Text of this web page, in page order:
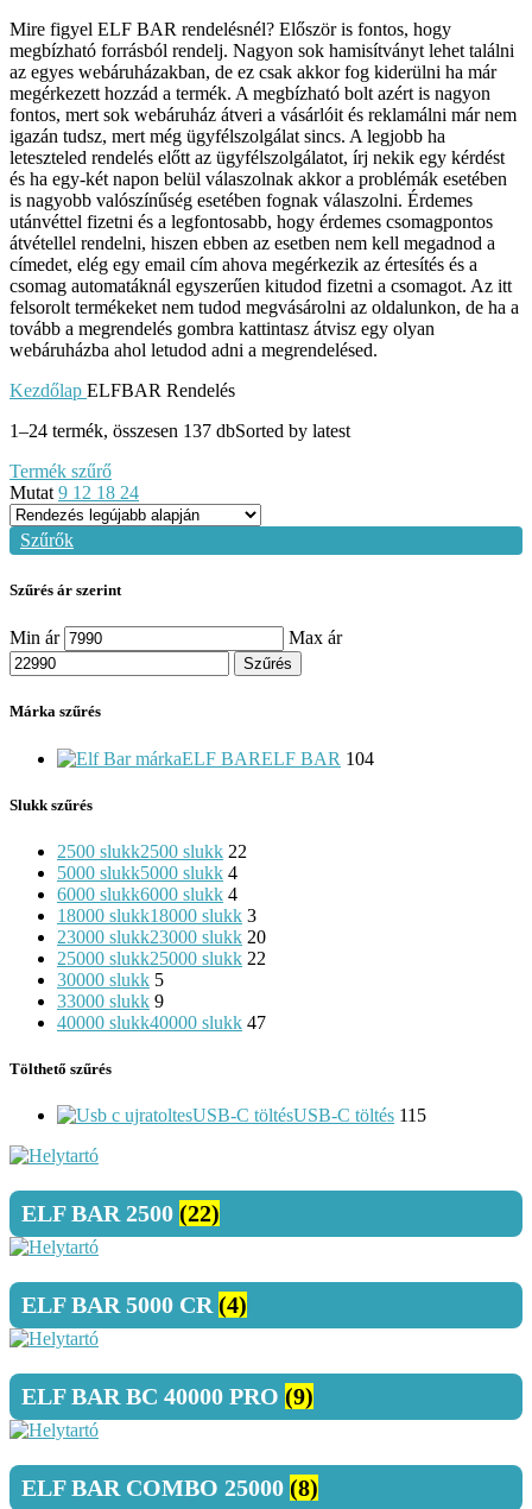
Mire figyel ELF BAR rendelésnél? Először is fontos, hogy
megbízható forrásból rendelj. Nagyon sok hamisítványt lehet találni
az egyes webáruházakban, de ez csak akkor fog kiderülni ha már
megérkezett hozzád a termék. A megbízható bolt azért is nagyon
fontos, mert sok webáruház átveri a vásárlóit és reklamálni már nem
igazán tudsz, mert még ügyfélszolgálat sincs. A legjobb ha
leteszteled rendelés előtt az ügyfélszolgálatot, írj nekik egy kérdést
és ha egy-két napon belül válaszolnak akkor a problémák esetében
is nagyobb valószínűség esetében fognak válaszolni. Érdemes
utánvéttel fizetni és a legfontosabb, hogy érdemes csomagpontos
átvétellel rendelni, hiszen ebben az esetben nem kell megadnod a
címedet, elég egy email cím ahova megérkezik az értesítés és a
csomag automatáknál egyszerűen kitudod fizetni a csomagot. Az itt
felsorolt termékeket nem tudod megvásárolni az oldalunkon, de ha a
tovább a megrendelés gombra kattintasz átvisz egy olyan
webáruházba ahol letudod adni a megrendelésed.
Kezdőlap ELFBAR Rendelés
1–24 termék, összesen 137 dbSorted by latest
Termék szűrő
Mutat 9 12 18 24
Szűrők
Szűrés ár szerint
Min ár Max ár
Szűrés
Márka szűrés
ELF BARELF BAR 104
Slukk szűrés
2500 slukk2500 slukk 22
5000 slukk5000 slukk 4
6000 slukk6000 slukk 4
18000 slukk18000 slukk 3
23000 slukk23000 slukk 20
25000 slukk25000 slukk 22
30000 slukk 5
33000 slukk 9
40000 slukk40000 slukk 47
Tölthető szűrés
USB-C töltésUSB-C töltés 115
ELF BAR 2500 (22)
ELF BAR 5000 CR (4)
ELF BAR BC 40000 PRO (9)
ELF BAR COMBO 25000 (8)